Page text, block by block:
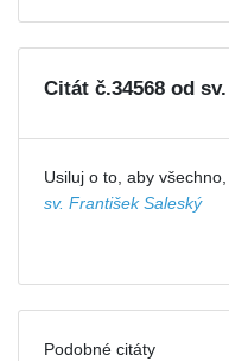
Citát č.34568 od
Usiluj o to, aby
sv. František Saleský
Podobné citáty